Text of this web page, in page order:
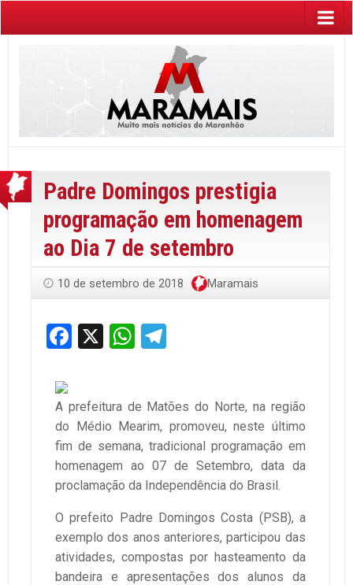
Padre Domingos prestigia
programação em homenagem
ao Dia 7 de setembro
10 de setembro de 2018 Maramais
Facebook
X WhatsApp
A prefeitura de Matões do Norte, na região
do Médio Mearim, promoveu, neste último
fim de semana, tradicional programação em
homenagem ao 07 de Setembro, data da
proclamação da Independência do Brasil.
O prefeito Padre Domingos Costa (PSB), a
exemplo dos anos anteriores, participou das
atividades, compostas por hasteamento da
bandeira e apresentações dos alunos da